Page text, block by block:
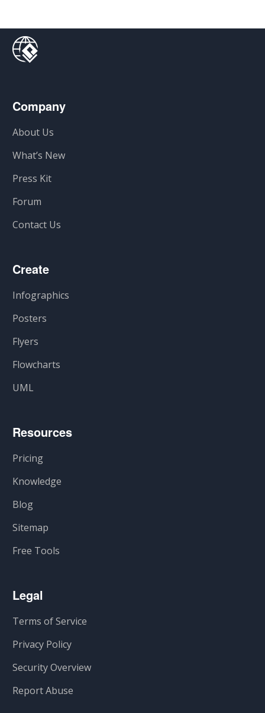
Company
About Us
What’s New
Press Kit
Forum
Contact Us
Create
Infographics
Posters
Flyers
Flowcharts
UML
Resources
Pricing
Knowledge
Blog
Sitemap
Free Tools
Legal
Terms of Service
Privacy Policy
Security Overview
Report Abuse